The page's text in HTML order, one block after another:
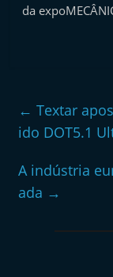
da
← Textar
ido DOT5.1
A indústria
ada →